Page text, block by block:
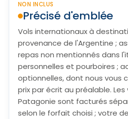
NON INCLUS
Précisé d'emblée
Vols internationaux à
provenance de l'Argentine ;
repas non mentionnés dans
personnelles et pourboires ;
optionnelles, dont nous vous
prix par écrit au préalable. Les
Patagonie sont facturés
selon le forfait choisi ; votre